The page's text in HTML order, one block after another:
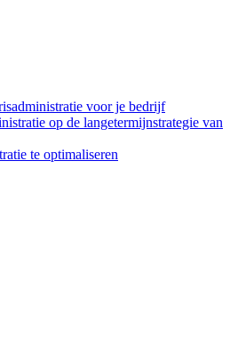
voor je bedrijf
op de langetermijnstrategie van
te optimaliseren